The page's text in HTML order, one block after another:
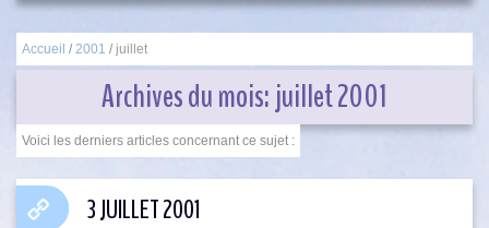
Accueil / 2001 / juillet
Archives du mois:juillet 2001
3 JUILLET 2001